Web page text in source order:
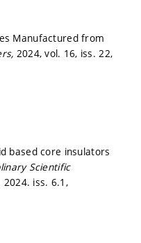
Manufactured from
2024, vol. 16, iss. 22,
based core insulators
Scientific
2024. iss. 6.1,